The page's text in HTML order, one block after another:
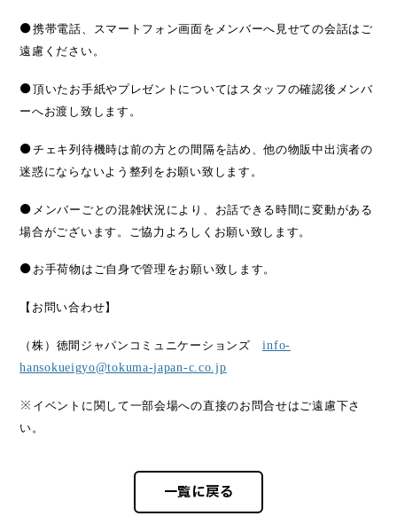
●携帯電話、スマートフォン画面をメンバーへ見せての会話はご
遠慮ください。
●頂いたお手紙やプレゼントについてはスタッフの確認後メンバ
ーへお渡し致します。
●チェキ列待機時は前の方との間隔を詰め、他の物販中出演者の
迷惑にならないよう整列をお願い致します。
● メンバーごとの混雑状況により、お話できる時間に変動がある
場合がございます。ご協力よろしくお願い致します。
● お手荷物はご自身で管理をお願い致します。
【お問い合わせ】
（株） 徳間ジャパンコミュニケーションズinfo-
hansokueigyo@tokuma-japan-c.co.jp
※ イベントに関して一部会場への直接のお問合せはご遠慮下さ
い。
一覧に戻る